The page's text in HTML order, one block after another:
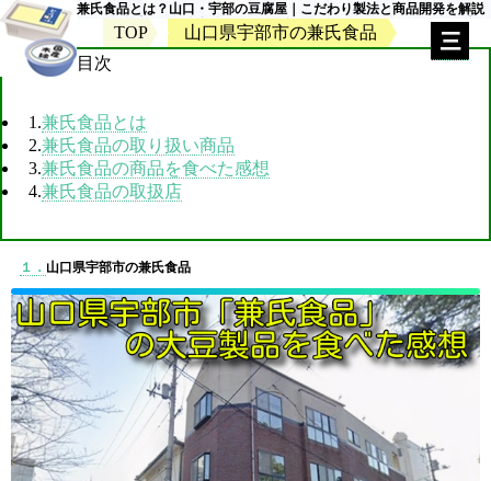
兼氏食品とは？山口・宇部の豆腐屋｜こだわり製法と商品開発を解説
TOP
山口県宇部市の兼氏食品
目次
1.兼氏食品とは
2.兼氏食品の取り扱い商品
3.兼氏食品の商品を食べた感想
4.兼氏食品の取扱店
１． 山口県宇部市の兼氏食品